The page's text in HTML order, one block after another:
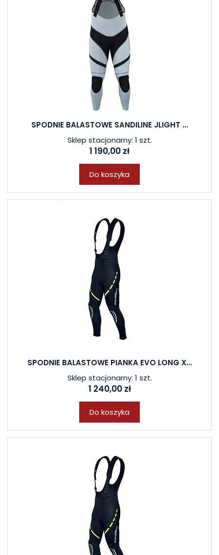
SPODNIE BALASTOWE SANDILINE JLIGHT ...
Sklep stacjonarny: 1 szt.
1 190,00 zł
Do koszyka
SPODNIE BALASTOWE PIANKA EVO LONG X...
Sklep stacjonarny: 1 szt.
1 240,00 zł
Do koszyka